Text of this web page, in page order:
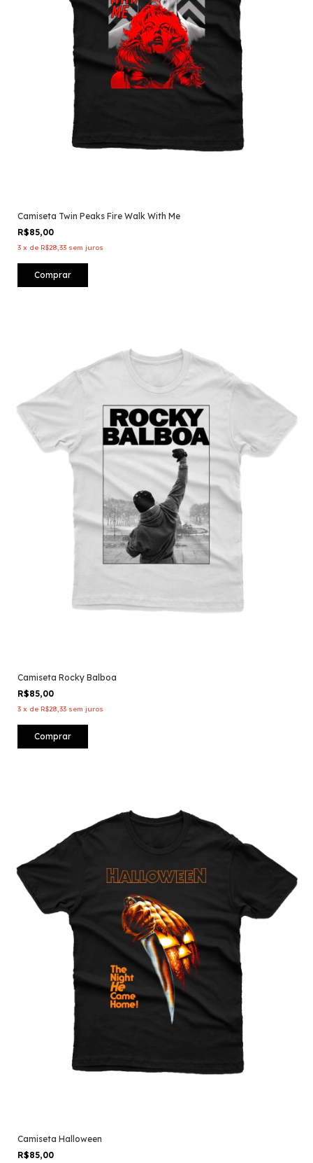
Camiseta Twin Peaks Fire Walk With Me
R$85,00
3 x de R$28,33 sem juros
Comprar
Camiseta Rocky Balboa
R$85,00
3 x de R$28,33 sem juros
Comprar
Camiseta Halloween
R$85,00